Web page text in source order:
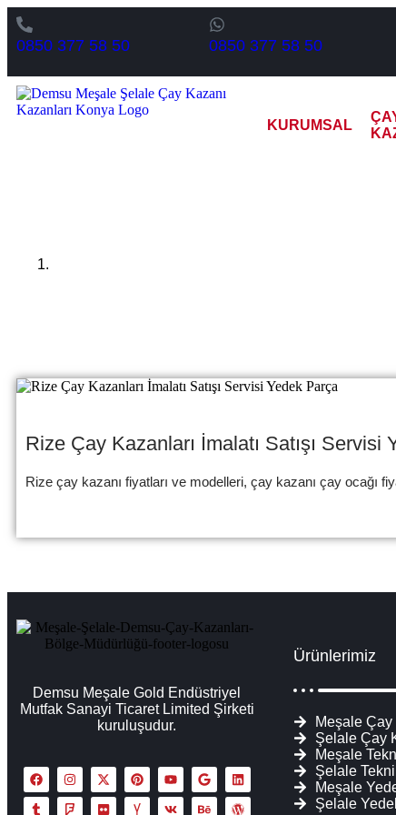
0850 377 58 50 0850 377 58 50
KURUMSAL
Rize Çay Kazanları İmalatı Satışı Servisi
Rize çay kazanı fiyatları ve modelleri, çay kazanı çay ocağı
Demsu Meşale Gold Endüstriyel
Mutfak Sanayi Ticaret Limited Şirketi
kuruluşudur.
Ürünlerimiz
Meşale Çay
Şelale Çay
Meşale
Şelale
Meşale
Şelale